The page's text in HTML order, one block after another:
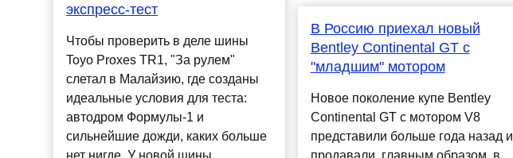
экспресс-тест
Чтобы проверить в деле шины
Toyo Proxes TR1, "За рулем"
слетал в Малайзию, где созданы
идеальные условия для теста:
автодром Формулы-1 и
сильнейшие дожди, каких больше
В Россию приехал новый
Bentley Continental GT с
"младшим" мотором
Новое поколение купе Bentley
Continental GT с мотором V8
представили больше года назад и